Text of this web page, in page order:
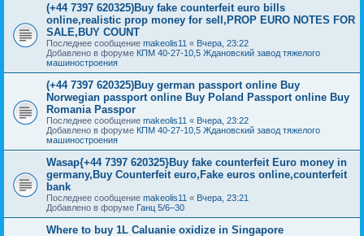
(+44 7397 620325)Buy fake counterfeit euro bills
online,realistic prop money for sell,PROP EURO NOTES FOR
SALE,BUY COUNT
Последнее сообщение makeolis11 « Вчера, 23:22
Добавлено в форуме КПМ 40-27-10,5 Ждановский завод тяжелого
машиностроения
(+44 7397 620325)Buy german passport online Buy
Norwegian passport online Buy Poland Passport online Buy
Romania Passpor
Последнее сообщение makeolis11 « Вчера, 23:22
Добавлено в форуме КПМ 40-27-10,5 Ждановский завод тяжелого
машиностроения
Wasap{+44 7397 620325}Buy fake counterfeit Euro money in
germany,Buy Counterfeit euro,Fake euros online,counterfeit
bank
Последнее сообщение makeolis11 « Вчера, 23:21
Добавлено в форуме Ганц 5/6–30
Where to buy 1L Caluanie oxidize in Singapore